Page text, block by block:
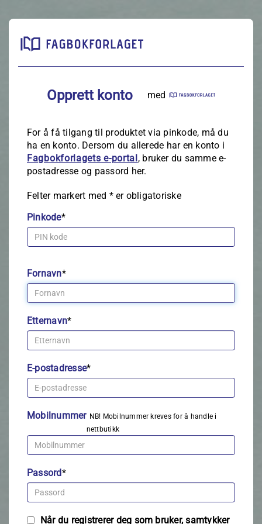
Opprett konto med
For å få tilgang til produktet via pinkode, må du
ha en konto. Dersom du allerede har en konto i
Fagbokforlagets e‑portal, bruker du samme e-
postadresse og passord her.
Felter markert med *er obligatoriske
Pinkode*
Fornavn*
Etternavn*
E-postadresse*
Mobilnummer NB! Mobilnummer kreves for å handle i
nettbutikk
Passord*
Når du registrerer deg som bruker, samtykker